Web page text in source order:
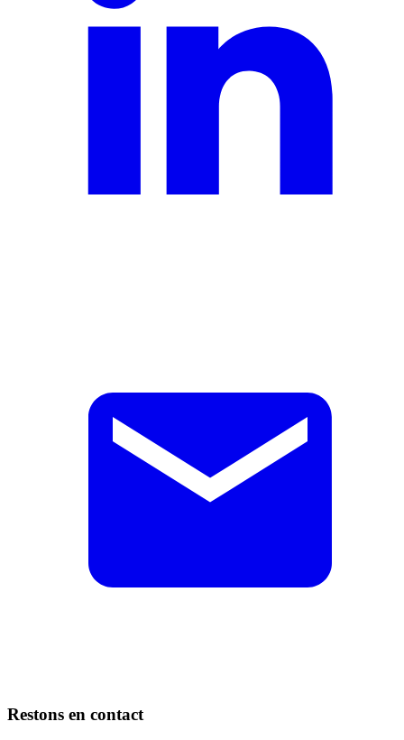
Restons en contact